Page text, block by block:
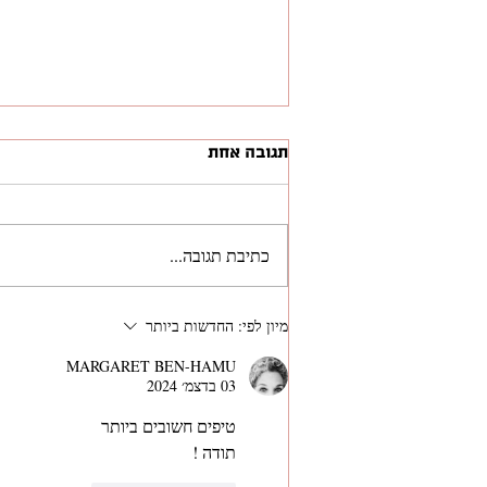
ראיון פודקאסט: מתראיין
מעסיק ושיווק
תגובה אחת
כתיבת תגובה...
מיון לפי: החדשות ביותר
MARGARET BEN-HAMU
03 בדצמ׳ 2024
טיפים חשובים ביותר
תודה !